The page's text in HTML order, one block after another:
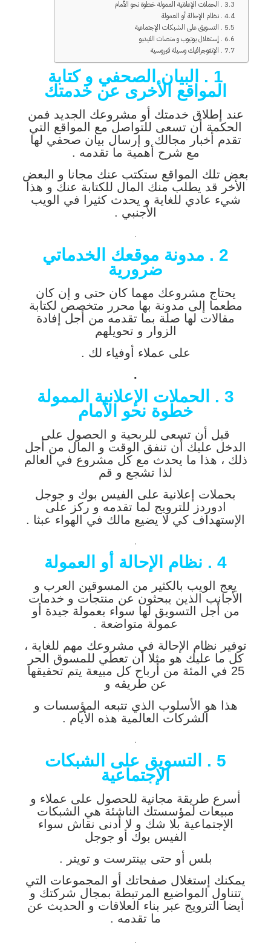
3 . الحملات الإعلانية الممولة خطوة نحو الأمام
4 . نظام الإحالة أو العمولة
5 . التسويق على الشبكات الإجتماعية
6 . إستغلال يوتيوب و منصات الفيديو
7 . الإنفوجرافيك وسيلة فيروسية
1 . البيان الصحفي و كتابة
المواقع الأخرى عن خدمتك
عند إطلاق خدمتك أو مشروعك الجديد فمن
الحكمة أن تسعى للتواصل مع المواقع التي
تقدم أخبار مجالك و إرسال بيان صحفي لها
مع شرح أهمية ما تقدمه .
بعض تلك المواقع ستكتب عنك مجانا و البعض
الأخر قد يطلب منك المال للكتابة عنك و هذا
شيء عادي للغاية و يحدث كثيرا في الويب
الأجنبي .
.
2 . مدونة موقعك الخدماتي
ضرورية
يحتاج مشروعك مهما كان حتى و إن كان
مطعما إلى مدونة بها محرر متخصص لكتابة
مقالات لها صلة بما تقدمه من أجل إفادة
الزوار و تحويلهم
على عملاء أوفياء لك .
.
3 . الحملات الإعلانية الممولة
خطوة نحو الأمام
قبل أن تسعى للربحية و الحصول على
الدخل عليك أن تنفق الوقت و المال من أجل
ذلك ، هذا ما يحدث مع كل مشروع في العالم
لذا تشجع و قم
بحملات إعلانية على الفيس بوك و جوجل
ادوردز للترويج لما تقدمه و ركز على
الإستهداف كي لا يضيع مالك في الهواء عبثا .
.
4 . نظام الإحالة أو العمولة
يعج الويب بالكثير من المسوقين العرب و
الأجانب الذين يبحثون عن منتجات و خدمات
من أجل التسويق لها سواء بعمولة جيدة أو
عمولة متواضعة .
توفير نظام الإحالة في مشروعك مهم للغاية ،
كل ما عليك هو مثلا أن تعطي للمسوق الحر
25 في المئة من أرباح كل مبيعة يتم تحقيقها
عن طريقه و
هذا هو الأسلوب الذي تتبعه المؤسسات و
الشركات العالمية هذه الأيام .
.
5 . التسويق على الشبكات
الإجتماعية
أسرع طريقة مجانية للحصول على عملاء و
مبيعات لمؤسستك الناشئة هي الشبكات
الإجتماعية بلا شك و لا أدنى نقاش سواء
الفيس بوك أو جوجل
بلس أو حتى بينترست و تويتر .
يمكنك إستغلال صفحاتك أو المجموعات التي
تتناول المواضيع المرتبطة بمجال شركتك و
أيضا الترويج عبر بناء العلاقات و الحديث عن
ما تقدمه .
.